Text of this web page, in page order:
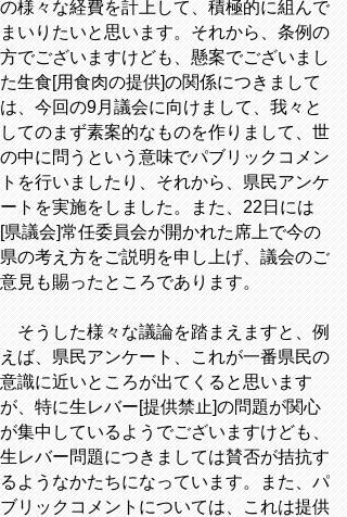
の様々な経費を計上して、積極的に組んで
まいりたいと思います。それから、条例の
方でございますけども、懸案でございまし
た生食[用食肉の提供]の関係につきまして
は、今回の9月議会に向けまして、我々と
してのまず素案的なものを作りまして、世
の中に問うという意味でパブリックコメン
トを行いましたり、それから、県民アンケ
ートを実施をしました。また、22日には
[県議会]常任委員会が開かれた席上で今の
県の考え方をご説明を申し上げ、議会のご
意見も賜ったところであります。
そうした様々な議論を踏まえますと、例
えば、県民アンケート、これが一番県民の
意識に近いところが出てくると思います
が、特に生レバー[提供禁止]の問題が関心
が集中しているようでございますけども、
生レバー問題につきましては賛否が拮抗す
るようなかたちになっています。また、パ
ブリックコメントについては、これは提供